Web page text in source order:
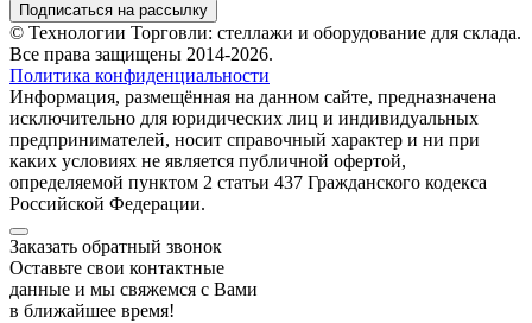
Подписаться на рассылку
© Технологии Торговли: стеллажи и оборудование для склада.
Все права защищены 2014-2026.
Политика конфиденциальности
Информация, размещённая на данном сайте, предназначена
исключительно для юридических лиц и индивидуальных
предпринимателей, носит справочный характер и ни при
каких условиях не является публичной офертой,
определяемой пунктом 2 статьи 437 Гражданского кодекса
Российской Федерации.
Заказать обратный звонок
Оставьте свои контактные
данные и мы свяжемся с Вами
в ближайшее время!